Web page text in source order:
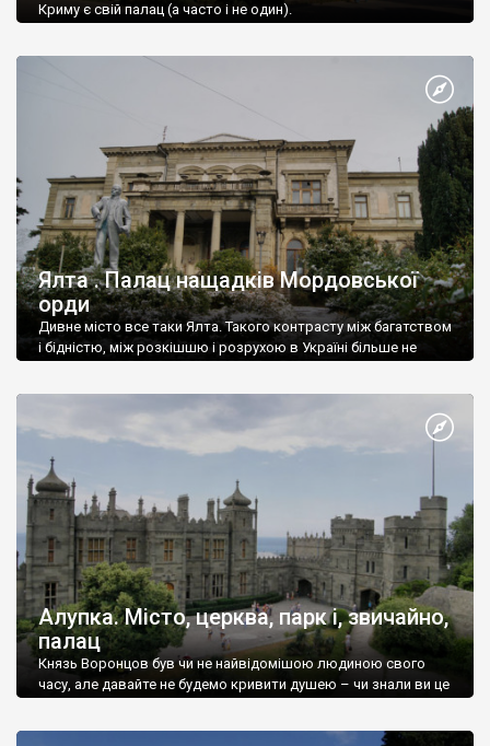
Криму є свій палац (а часто і не один).
Ялта . Палац нащадків Мордовської
орди
Дивне місто все таки Ялта. Такого контрасту між багатством
і бідністю, між розкішшю і розрухою в Україні більше не
Алупка. Місто, церква, парк і, звичайно,
палац
Князь Воронцов був чи не найвідомішою людиною свого
часу, але давайте не будемо кривити душею – чи знали ви це